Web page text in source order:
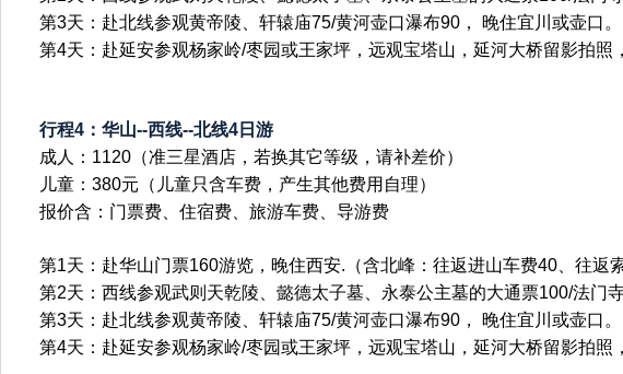
第3天：赴北线参观黄帝陵、轩辕庙75/黄河壶口瀑布90， 晚住宜川或壶口。
第4天：赴延安参观杨家岭/枣园或王家坪，远观宝塔山，延河大桥留影拍照
行程4：华山--西线--北线4日游
成人：1120（准三星酒店，若换其它等级，请补差价）
儿童：380元（儿童只含车费，产生其他费用自理）
报价含：门票费、住宿费、旅游车费、导游费
第1天：赴华山门票160游览，晚住西安.（含北峰：往返进山车费40、往返
第2天：西线参观武则天乾陵、懿德太子墓、永泰公主墓的大通票100/法门
第3天：赴北线参观黄帝陵、轩辕庙75/黄河壶口瀑布90， 晚住宜川或壶口。
第4天：赴延安参观杨家岭/枣园或王家坪，远观宝塔山，延河大桥留影拍照